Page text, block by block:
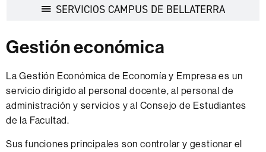
EconomíaSERVICIOS CAMPUS DE BELLATERRA
Gestión económica
La Gestión Económica de Economía y Empresa es un
servicio dirigido al personal docente, al personal de
administración y servicios y al Consejo de Estudiantes
de la Facultad.
Sus funciones principales son controlar y gestionar el